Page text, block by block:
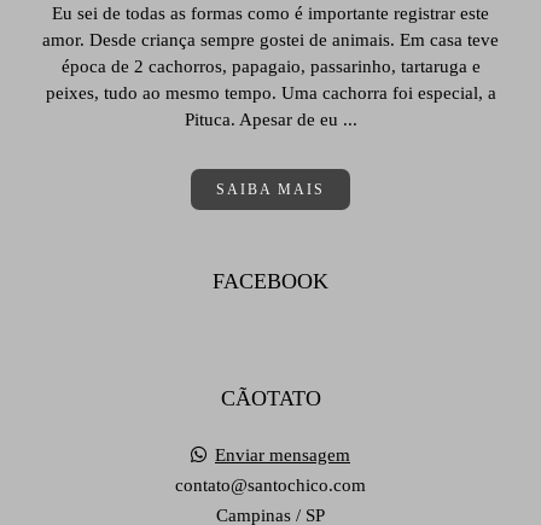
Eu sei de todas as formas como é importante registrar este
amor. Desde criança sempre gostei de animais. Em casa teve
época de 2 cachorros, papagaio, passarinho, tartaruga e
peixes, tudo ao mesmo tempo. Uma cachorra foi especial, a
Pituca. Apesar de eu ...
SAIBA MAIS
FACEBOOK
CÃOTATO
Enviar mensagem
contato@santochico.com
Campinas / SP